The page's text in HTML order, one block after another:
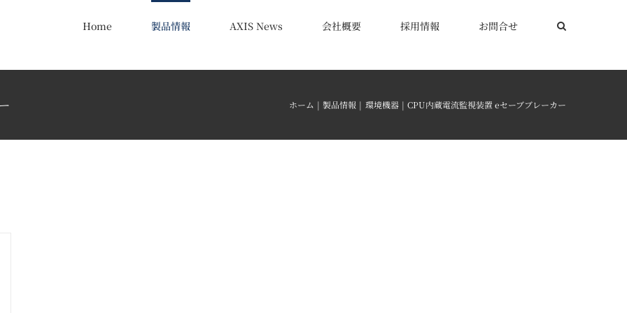
Home 製品情報 AXIS News 会社概要 採用情報 お問合せ
ホーム 製品情報 環境機器 CPU内蔵電流監視装置 eセーブブレーカー